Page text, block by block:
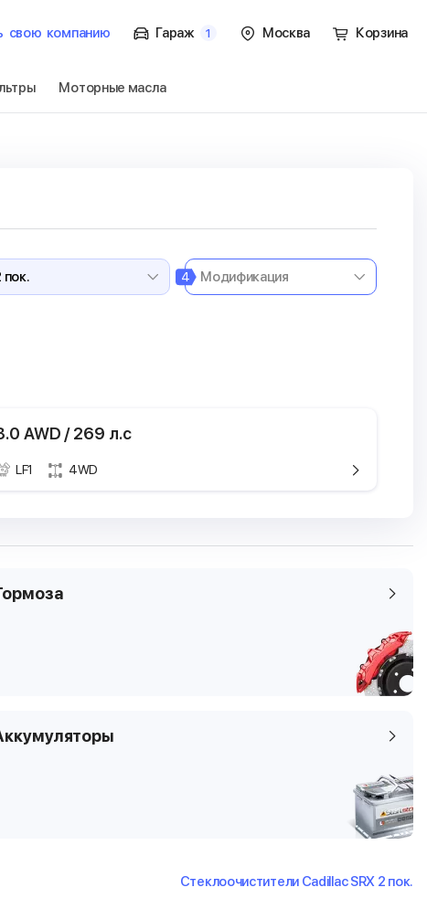
свою компанию Гараж 1 Москва Корзина
Моторные масла
4
характеристики
AWD / 269 л.с
LF1 4WD
-
Стеклоочистители Cadillac SRX 2 пок.